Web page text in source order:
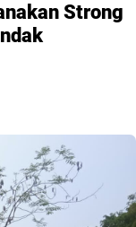
Strong